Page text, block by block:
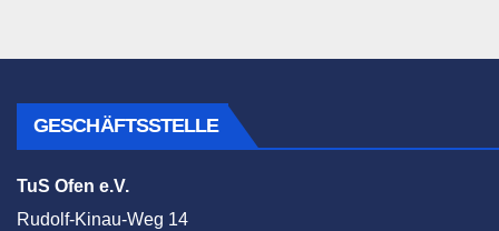
GESCHÄFTSSTELLE
TuS Ofen e.V.
Rudolf-Kinau-Weg 14